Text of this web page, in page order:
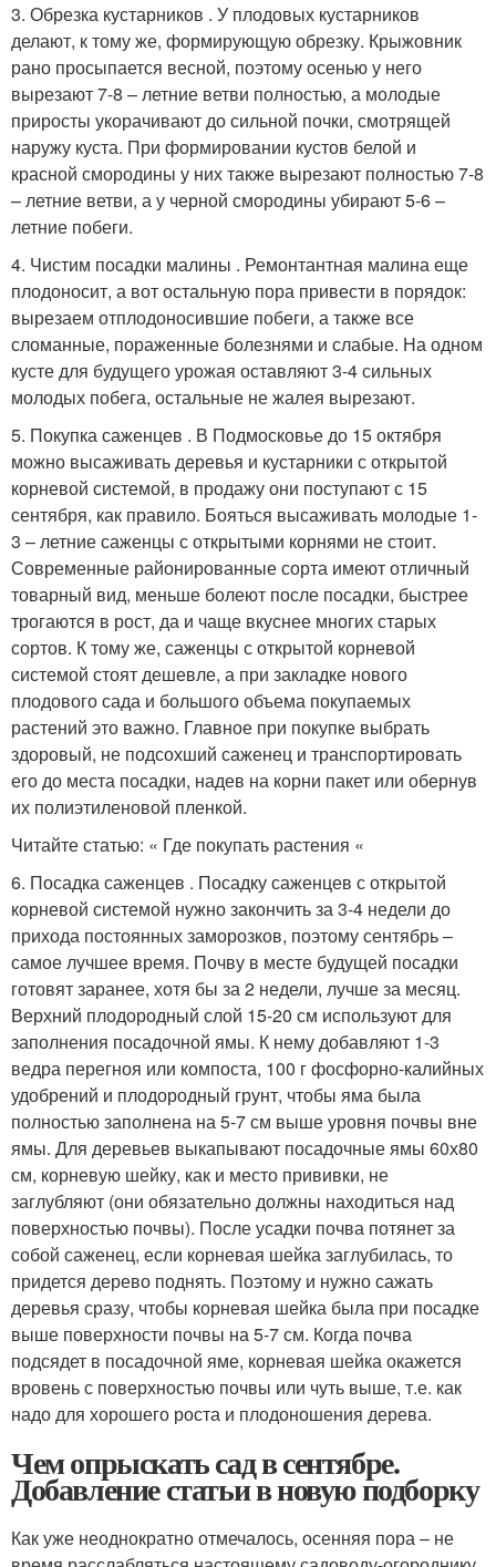
3. Обрезка кустарников . У плодовых кустарников
делают, к тому же, формирующую обрезку. Крыжовник
рано просыпается весной, поэтому осенью у него
вырезают 7-8 – летние ветви полностью, а молодые
приросты укорачивают до сильной почки, смотрящей
наружу куста. При формировании кустов белой и
красной смородины у них также вырезают полностью 7-8
– летние ветви, а у черной смородины убирают 5-6 –
летние побеги.
4. Чистим посадки малины . Ремонтантная малина еще
плодоносит, а вот остальную пора привести в порядок:
вырезаем отплодоносившие побеги, а также все
сломанные, пораженные болезнями и слабые. На одном
кусте для будущего урожая оставляют 3-4 сильных
молодых побега, остальные не жалея вырезают.
5. Покупка саженцев . В Подмосковье до 15 октября
можно высаживать деревья и кустарники с открытой
корневой системой, в продажу они поступают с 15
сентября, как правило. Бояться высаживать молодые 1-
3 – летние саженцы с открытыми корнями не стоит.
Современные районированные сорта имеют отличный
товарный вид, меньше болеют после посадки, быстрее
трогаются в рост, да и чаще вкуснее многих старых
сортов. К тому же, саженцы с открытой корневой
системой стоят дешевле, а при закладке нового
плодового сада и большого объема покупаемых
растений это важно. Главное при покупке выбрать
здоровый, не подсохший саженец и транспортировать
его до места посадки, надев на корни пакет или обернув
их полиэтиленовой пленкой.
Читайте статью: « Где покупать растения «
6. Посадка саженцев . Посадку саженцев с открытой
корневой системой нужно закончить за 3-4 недели до
прихода постоянных заморозков, поэтому сентябрь –
самое лучшее время. Почву в месте будущей посадки
готовят заранее, хотя бы за 2 недели, лучше за месяц.
Верхний плодородный слой 15-20 см используют для
заполнения посадочной ямы. К нему добавляют 1-3
ведра перегноя или компоста, 100 г фосфорно-калийных
удобрений и плодородный грунт, чтобы яма была
полностью заполнена на 5-7 см выше уровня почвы вне
ямы. Для деревьев выкапывают посадочные ямы 60х80
см, корневую шейку, как и место прививки, не
заглубляют (они обязательно должны находиться над
поверхностью почвы). После усадки почва потянет за
собой саженец, если корневая шейка заглубилась, то
придется дерево поднять. Поэтому и нужно сажать
деревья сразу, чтобы корневая шейка была при посадке
выше поверхности почвы на 5-7 см. Когда почва
подсядет в посадочной яме, корневая шейка окажется
вровень с поверхностью почвы или чуть выше, т.е. как
надо для хорошего роста и плодоношения дерева.
Чем опрыскать сад в сентябре.
Добавление статьи в новую подборку
Как уже неоднократно отмечалось, осенняя пора – не